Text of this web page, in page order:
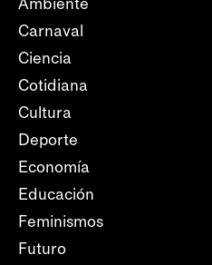
Ambiente
Carnaval
Ciencia
Cotidiana
Cultura
Deporte
Economía
Educación
Feminismos
Futuro